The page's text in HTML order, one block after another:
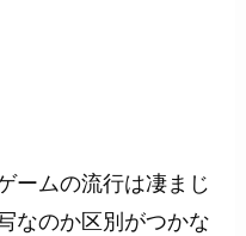
ームの流行は凄まじ
なのか区別がつかな